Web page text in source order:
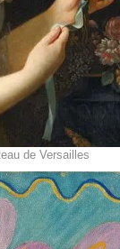
de Versailles